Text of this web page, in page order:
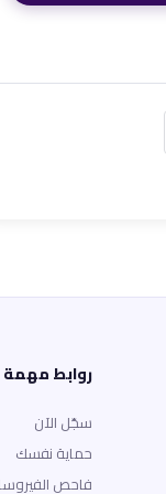
روابط مهمة
سجّل الآن
حماية نفسك
فاحص